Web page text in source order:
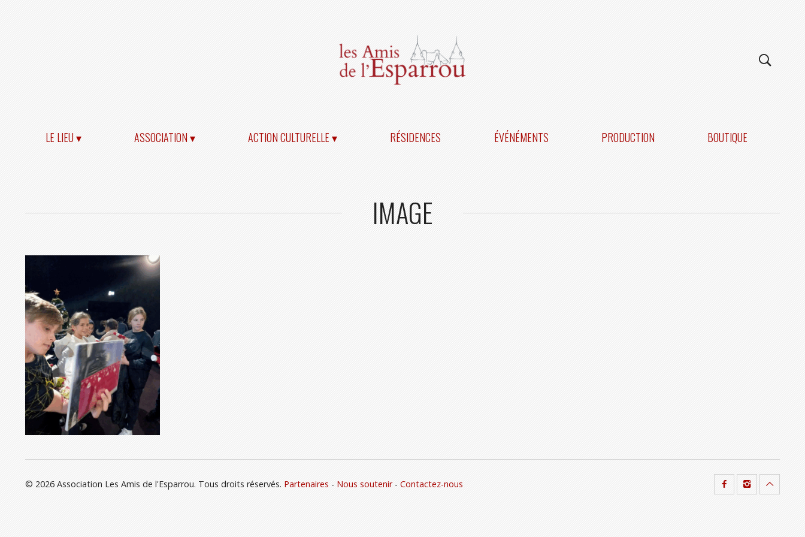
LE LIEU ▾ ASSOCIATION ▾ ACTION CULTURELLE ▾ RÉSIDENCES ÉVÉNÉMENTS PRODUCTION BOUTIQUE
IMAGE
© 2026 Association Les Amis de l'Esparrou. Tous droits réservés. Partenaires - Nous soutenir- Contactez-nous